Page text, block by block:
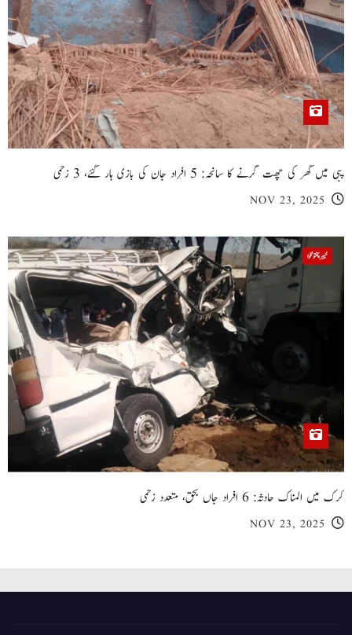
پبی میں گھر کی چھت گرنے کا سانحہ: 5 افراد جان کی بازی ہار گئے، 3 زخمی
NOV 23, 2025
خیبر پختونخوا
کرک میں المناک حادثہ: 6 افراد جاں بحق، متعدد زخمی
NOV 23, 2025